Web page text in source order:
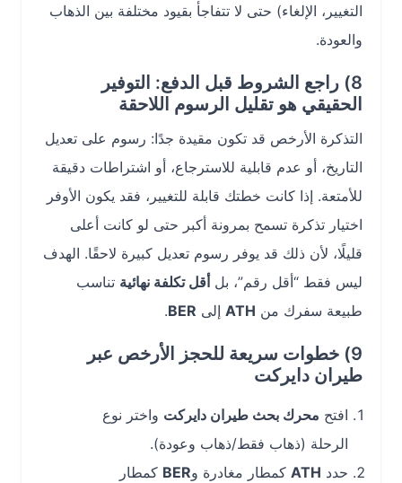
التغيير، الإلغاء) حتى لا تتفاجأ بقيود مختلفة بين الذهاب
والعودة.
8) راجع الشروط قبل الدفع: التوفير
الحقيقي هو تقليل الرسوم اللاحقة
التذكرة الأرخص قد تكون مقيدة جدًا: رسوم على تعديل
التاريخ، أو عدم قابلية للاسترجاع، أو اشتراطات دقيقة
للأمتعة. إذا كانت خطتك قابلة للتغيير، فقد يكون الأوفر
اختيار تذكرة تسمح بمرونة أكبر حتى لو كانت أعلى
قليلًا، لأن ذلك قد يوفر رسوم تعديل كبيرة لاحقًا. الهدف
ليس فقط “أقل رقم”، بلأقل تكلفة نهائيةتناسب
طبيعة سفرك منATH إلىBER
.
9) خطوات سريعة للحجز الأرخص عبر
طيران دايركت
افتحمحرك بحث طيران دايركتواختر نوع
الرحلة (ذهاب فقط/ذهاب وعودة).
حددATH كمطار مغادرة وBER كمطار